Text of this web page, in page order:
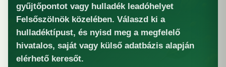
gyűjtőpontot vagy hulladék leadóhelyet
Felsőszölnök közelében. Válaszd ki a
hulladéktípust, és nyisd meg a megfelelő
hivatalos, saját vagy külső adatbázis alapján
elérhető keresőt.